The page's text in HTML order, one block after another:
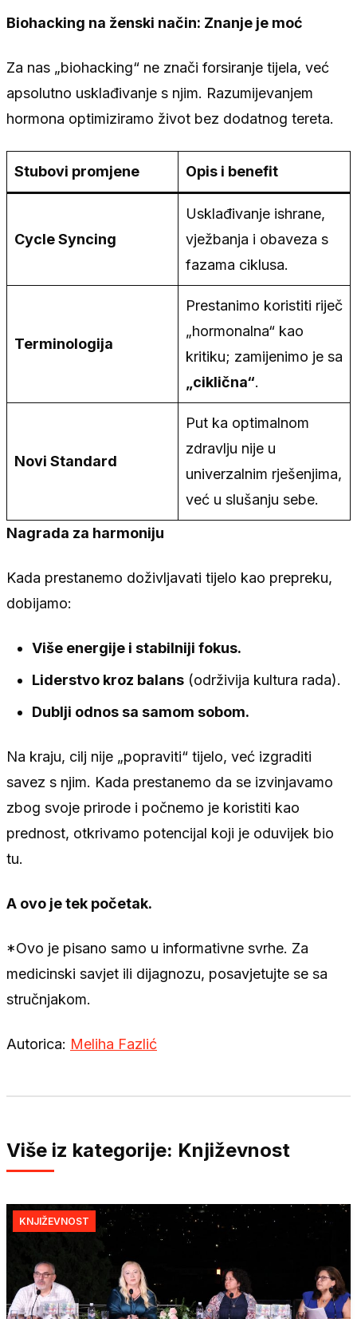
Biohacking na ženski način: Znanje je moć
Za nas „biohacking“ ne znači forsiranje tijela, već
apsolutno usklađivanje s njim. Razumijevanjem
hormona optimiziramo život bez dodatnog tereta.
Stubovi promjene Opis i benefit
Cycle Syncing
Usklađivanje ishrane,
vježbanja i obaveza s
fazama ciklusa.
Terminologija
Prestanimo koristiti riječ
„hormonalna“ kao
kritiku; zamijenimo je sa
„ciklična“.
Novi Standard
Put ka optimalnom
zdravlju nije u
univerzalnim rješenjima,
već u slušanju sebe.
Nagrada za harmoniju
Kada prestanemo doživljavati tijelo kao prepreku,
dobijamo:
Više energije i stabilniji fokus.
Liderstvo kroz balans (održivija kultura rada).
Dublji odnos sa samom sobom.
Na kraju, cilj nije „popraviti“ tijelo, već izgraditi
savez s njim. Kada prestanemo da se izvinjavamo
zbog svoje prirode i počnemo je koristiti kao
prednost, otkrivamo potencijal koji je oduvijek bio
tu.
A ovo je tek početak.
*Ovo je pisano samo u informativne svrhe. Za
medicinski savjet ili dijagnozu, posavjetujte se sa
stručnjakom.
Autorica: Meliha Fazlić
Više iz kategorije: Književnost
KNJIŽEVNOST